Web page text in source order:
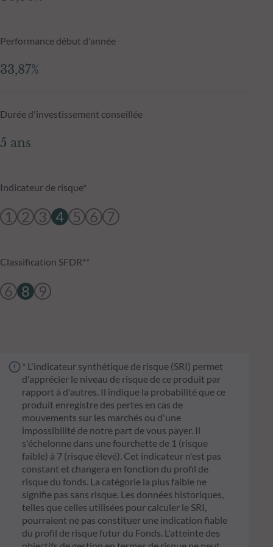
Performance début d'année
33,87%
Durée d'investissement conseillée
5 ans
Indicateur de risque*
1 2 3 4 5 6 7
Classification SFDR**
6 8 9
* L'indicateur synthétique de risque (SRI) permet
d'apprécier le niveau de risque de ce produit par
rapport à d'autres. Il indique la probabilité que ce
produit enregistre des pertes en cas de
mouvements sur les marchés ou d'une
impossibilité de notre part de vous payer. Il
s'échelonne dans une fourchette de 1 (risque
faible) à 7 (risque élevé). Cet indicateur n'est pas
constant et changera en fonction du profil de
risque du fonds. La catégorie la plus faible ne
signifie pas sans risque. Les données historiques,
telles que celles utilisées pour calculer le SRI,
pourraient ne pas constituer une indication fiable
du profil de risque futur du Fonds. L'atteinte des